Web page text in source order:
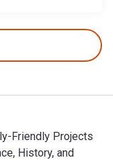
Friendly Projects
History, and